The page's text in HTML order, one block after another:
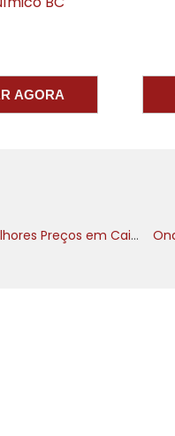
AGORA
Melhores Preços em Caixas de Suporte Para Extintores